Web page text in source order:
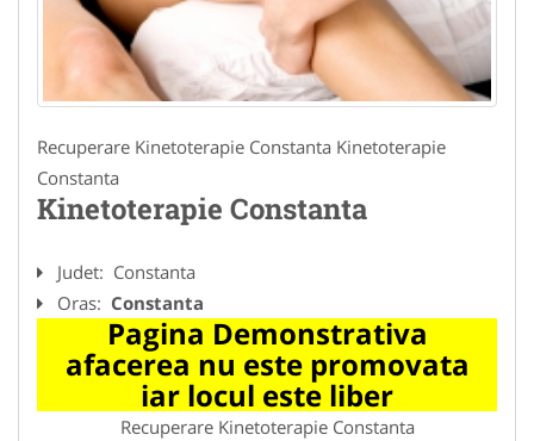
Recuperare Kinetoterapie Constanta Kinetoterapie
Constanta
Kinetoterapie Constanta
Judet: Constanta
Oras: Constanta
Pagina Demonstrativa
afacerea nu este promovata
iar locul este liber
Recuperare Kinetoterapie Constanta